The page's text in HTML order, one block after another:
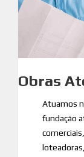
Obras
Atuamos
fundação